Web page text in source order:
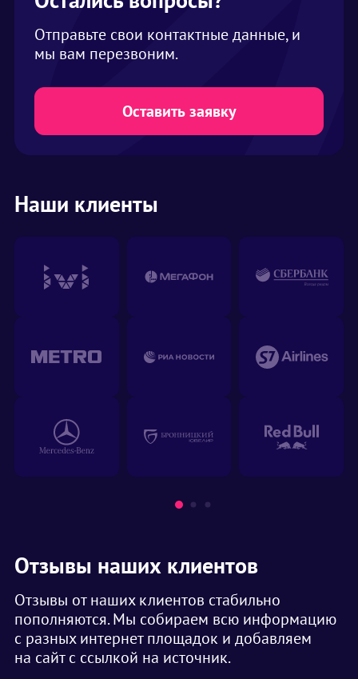
шатре на одного человека закладывается 2
кв. метра. В нашем ассортименте шатры
вместимостью от 2 до 1000 человек
Отправьте свои контактные данные, и
мы вам перезвоним.
Оставить заявку
Наши клиенты
Отзывы наших клиентов
Отзывы от наших клиентов стабильно
пополняются. Мы собираем всю информацию
с разных интернет площадок и добавляем
на сайт с ссылкой на источник.